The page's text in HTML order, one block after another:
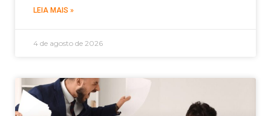
LEIA MAIS »
4 de agosto de 2026